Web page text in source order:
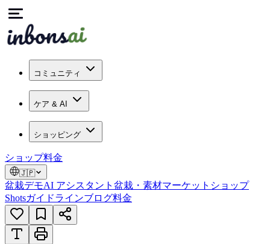
コミュニティ
ケア & AI
ショッピング
ショップ料金
🇯🇵
盆栽デモAI アシスタント 盆栽・素材マーケット ショップ
Shotsガイドラインブログ料金